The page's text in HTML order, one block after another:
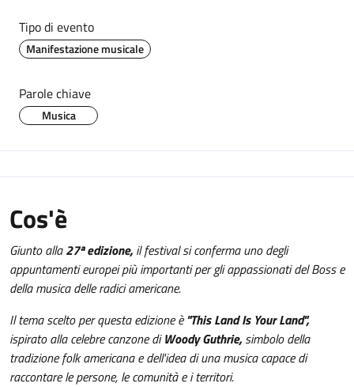
Tipo di evento
Manifestazione musicale
Parole chiave
Musica
Cos'è
Giunto alla27ª edizione,il festival si conferma uno degli
appuntamenti europei più importanti per gli appassionati del Boss e
della musica delle radici americane.
Il tema scelto per questa edizione è"This Land Is Your Land",
ispirato alla celebre canzone diWoody Guthrie,simbolo della
tradizione folk americana e dell'idea di una musica capace di
raccontare le persone, le comunità e i territori.